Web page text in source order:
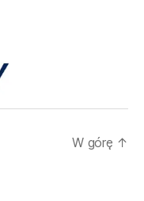
W górę ↑